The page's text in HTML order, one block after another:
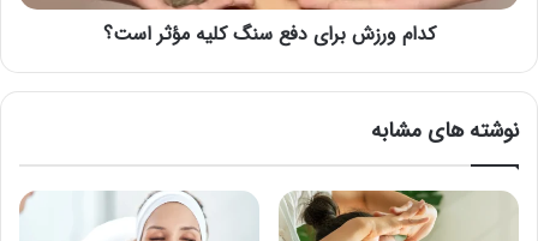
کدام ورزش برای دفع سنگ کلیه مؤثر است؟
نوشته های مشابه